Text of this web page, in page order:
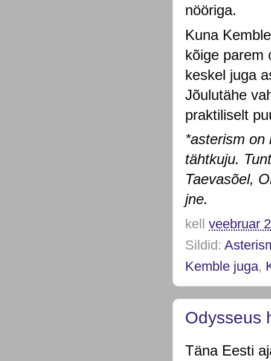
nööriga.
Kuna
kõige parem
keskel juga
Jõulutähe
praktiliselt
*asterism on
tähtkuju.
Taevasõel,
jne.
kell veebruar
Sildid:
Kemble juga,
Odysseus
Täna Eesti